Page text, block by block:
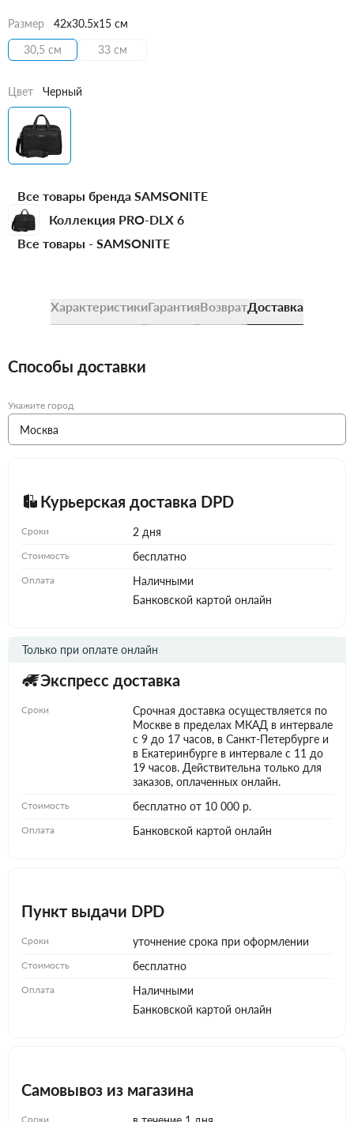
Размер
42x30.5x15 см
30,5 см
33 см
Цвет Черный
Все товары бренда SAMSONITE
Коллекция PRO-DLX 6
Все товары - SAMSONITE
ХарактеристикиГарантияВозвратДоставка
Способы доставки
Укажите город
Курьерская доставка DPD
Сроки 2 дня
Стоимость бесплатно
Оплата
Наличными
Банковской картой онлайн
Экспресс доставка
Только при оплате онлайн
Сроки
Срочная доставка осуществляется по
Москве в пределах МКАД в интервале
с 9 до 17 часов, в Санкт-Петербурге и
в Екатеринбурге в интервале с 11 до
19 часов. Действительна только для
заказов, оплаченных онлайн.
Стоимость бесплатно от 10 000 р.
Оплата Банковской картой онлайн
Пункт выдачи DPD
Сроки уточнение срока при оформлении
Стоимость бесплатно
Оплата
Наличными
Банковской картой онлайн
Самовывоз из магазина
Сроки